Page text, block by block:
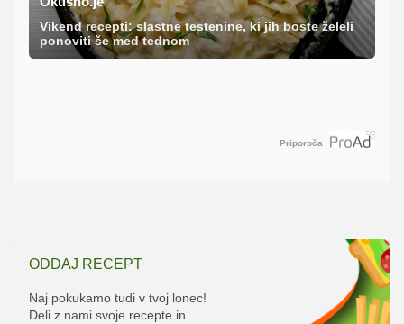
Vikend recepti: slastne testenine, ki jih boste želeli
ponoviti še med tednom
Priporoča
ODDAJ RECEPT
Naj pokukamo tudi v tvoj lonec!
Deli z nami svoje recepte in